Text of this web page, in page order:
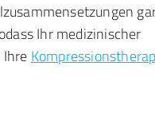
Ihr medizinischer